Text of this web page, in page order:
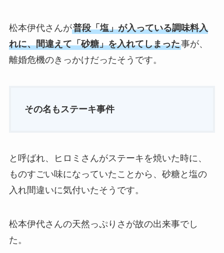
松本伊代さんが普段「塩」が入っている調味料入
れに、間違えて「砂糖」を入れてしまった事が、
離婚危機のきっかけだったそうです。
その名もステーキ事件
と呼ばれ、ヒロミさんがステーキを焼いた時に、
ものすごい味になっていたことから、砂糖と塩の
入れ間違いに気付いたそうです。
松本伊代さんの天然っぷりさが故の出来事でし
た。